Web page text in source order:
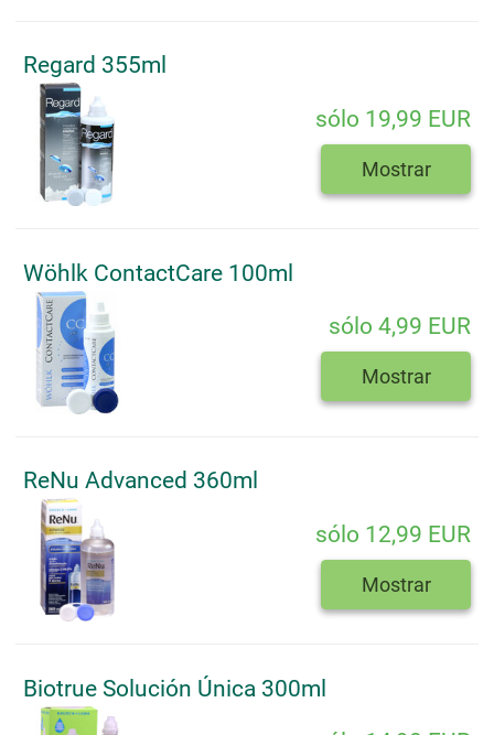
Regard 355ml
sólo 19,99 EUR
Mostrar
Wöhlk ContactCare 100ml
sólo 4,99 EUR
Mostrar
ReNu Advanced 360ml
sólo 12,99 EUR
Mostrar
Biotrue Solución Única 300ml